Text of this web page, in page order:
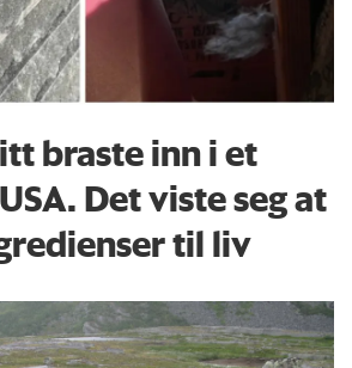
braste inn i et
Det viste seg at
til liv